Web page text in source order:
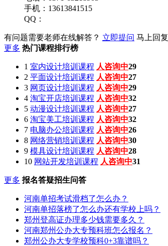
手机：13613841515
QQ：
有问题需要老师在线解答？ 立即提问 马上回复
更多 热门课程排行榜
1 室内设计培训课程 人咨询中29
2 平面设计培训课程 人咨询中27
3 网页设计培训课程 人咨询中29
4 淘宝开店培训课程 人咨询中32
5 动漫设计培训课程 人咨询中27
6 淘宝美工培训课程 人咨询中32
7 电脑办公培训课程 人咨询中26
8 网络营销培训课程 人咨询中30
9 模具设计培训课程 人咨询中28
10 网站开发培训课程 人咨询中31
更多 报名答疑招生问答
河南单招考试滑档了怎么办？
河南单招落榜了怎么办还有学校上吗？
郑州登高证办理多少钱需要多久？
河南郑州公办大专预科班怎么报名？
郑州公办大专学校预科0+3靠谱吗？